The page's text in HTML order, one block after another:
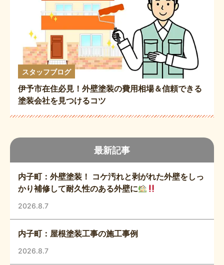
最新記事
内子町：外壁塗装！ コケ汚れと剥がれた外壁をしっ
かり補修して耐久性のある外壁に
2026.8.7
内子町：屋根塗装工事の施工事例
2026.8.7
スタッフブログ
伊予市在住必見！外壁塗装の費用相場＆信頼できる
塗装会社を見つけるコツ